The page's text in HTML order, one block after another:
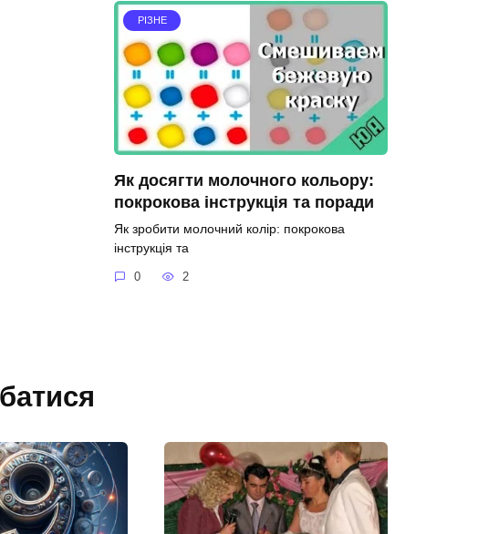
РІЗНЕ
Як досягти молочного кольору:
покрокова інструкція та поради
Як зробити молочний колір: покрокова
інструкція та
0 2